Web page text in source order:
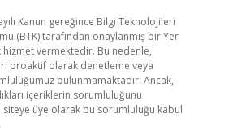
Kanun gereğince Bilgi Teknolojileri
(BTK) tarafından onaylanmış bir Yer
hizmet vermektedir. Bu nedenle,
proaktif olarak denetleme veya
bulunmamaktadır. Ancak,
içeriklerin sorumluluğunu
siteye üye olarak bu sorumluluğu kabul